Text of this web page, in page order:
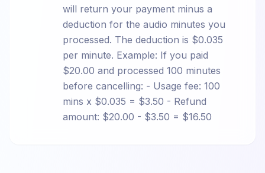
will return your payment minus a
deduction for the audio minutes you
processed. The deduction is $0.035
per minute. Example: If you paid
$20.00 and processed 100 minutes
before cancelling: - Usage fee: 100
mins x $0.035 = $3.50 - Refund
amount: $20.00 - $3.50 = $16.50